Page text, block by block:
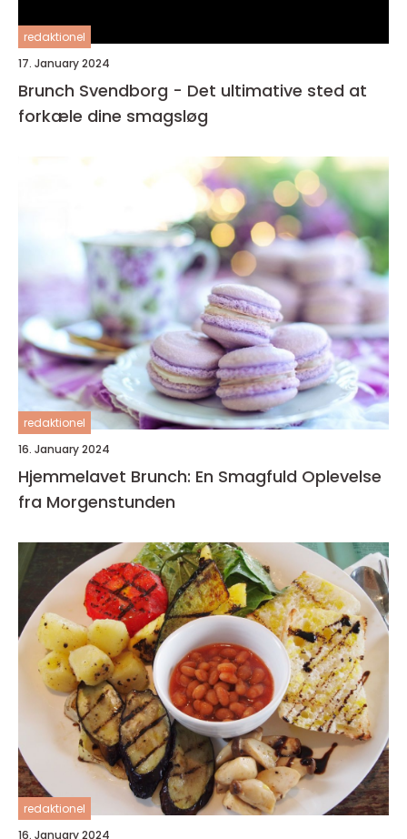
redaktionel
17. January 2024
Brunch Svendborg - Det ultimative sted at
forkæle dine smagsløg
redaktionel
16. January 2024
Hjemmelavet Brunch: En Smagfuld Oplevelse
fra Morgenstunden
redaktionel
16. January 2024